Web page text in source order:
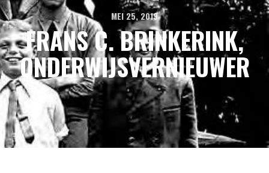
MEI 25, 2019
FRANS C. BRINKERINK,
ONDERWIJSVERNIEUWER